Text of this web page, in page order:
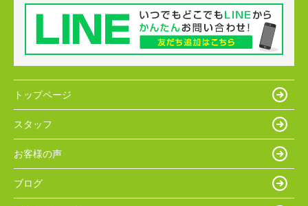
トップページ
スタッフ
お客様の声
ブログ